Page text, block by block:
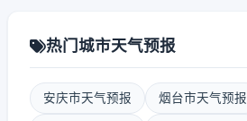
热门城市天气预报
安庆市天气预报 烟台市天气预报